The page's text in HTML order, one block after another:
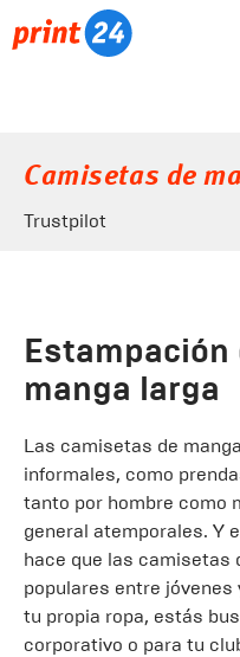
Camisetas de
Trustpilot
manga larga
Las camisetas de
informales, como
tanto por hombre como
general atemporales. Y
hace que las camisetas
populares entre
tu propia ropa, estás
corporativo o para tu